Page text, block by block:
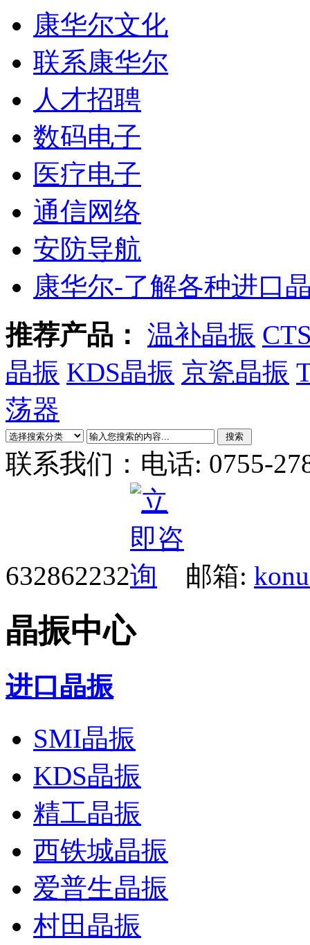
康华尔文化
联系康华尔
人才招聘
数码电子
医疗电子
通信网络
安防导航
康华尔-了解各种进口
推荐产品： 温补晶振
晶振 KDS晶振 京瓷晶振
荡器
联系我们： 电话: 0755-
632862232 邮箱:
晶振中心
进口晶振
SMI晶振
KDS晶振
精工晶振
西铁城晶振
爱普生晶振
村田晶振